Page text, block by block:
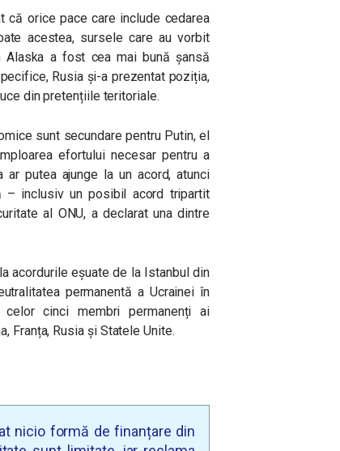
că orice pace care include cedarea
acestea, sursele care au vorbit
a fost cea mai bună șansă
Rusia și-a prezentat poziția,
din pretențiile teritoriale.
sunt secundare pentru Putin, el
efortului necesar pentru a
ar putea ajunge la un acord, atunci
– inclusiv un posibil acord tripartit
al ONU, a declarat una dintre
acordurile eșuate de la Istanbul din
permanentă a Ucrainei în
cinci membri permanenți ai
Franța, Rusia și Statele Unite.
nicio formă de finanțare din